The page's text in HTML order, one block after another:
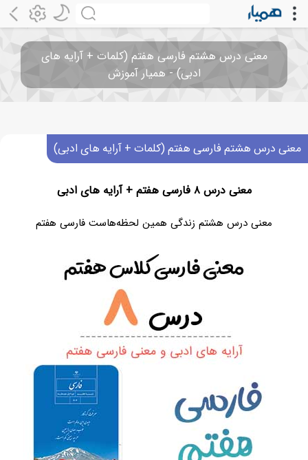
معنی درس هشتم فارسی هفتم (کلمات + آرایه های
ادبی) - همیار آموزش
معنی درس هشتم فارسی هفتم (کلمات + آرایه های ادبی)
معنی درس ۸ فارسی هفتم + آرایه های ادبی
معنی درس هشتم زندگی همین لحظه‌هاست فارسی هفتم